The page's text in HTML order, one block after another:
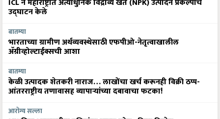
उद्घाटन केले
बातम्या
भारताच्या ग्रामीण अर्थव्यवस्थेसाठी एफपीओ-नेतृत्वाखालील
अ‍ॅग्रीव्होल्टाईक्सची आशा
बातम्या
केळी उत्पादक शेतकरी नाराज… लाखोंचा खर्च करूनही विक्री ठप्प-
आंतरराष्ट्रीय तणावासह व्यापाऱ्यांच्या दबावाचा फटका!
आरोग्य सल्ला